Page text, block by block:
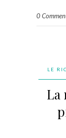
0
LE
La